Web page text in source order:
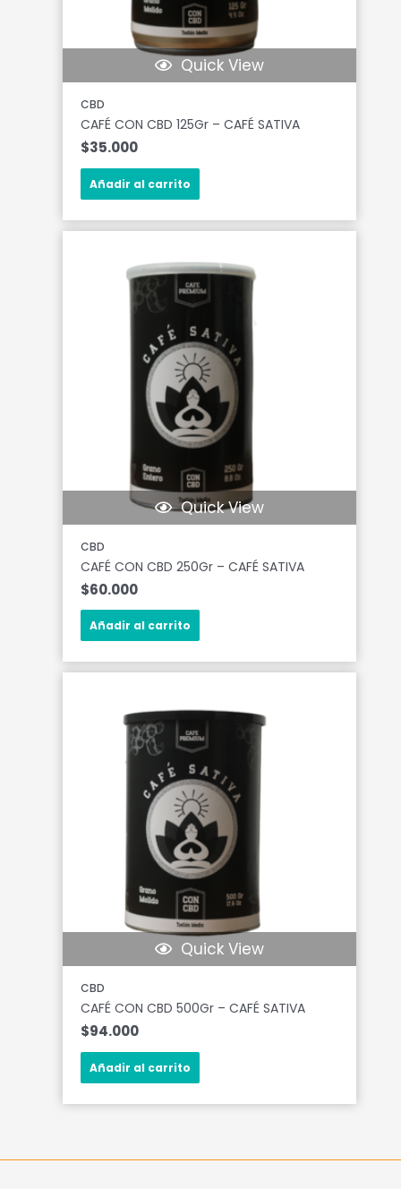
Quick View
CBD
CAFÉ CON CBD 125Gr – CAFÉ SATIVA
$35.000
Añadir al carrito
Quick View
CBD
CAFÉ CON CBD 250Gr – CAFÉ SATIVA
$60.000
Añadir al carrito
Quick View
CBD
CAFÉ CON CBD 500Gr – CAFÉ SATIVA
$94.000
Añadir al carrito